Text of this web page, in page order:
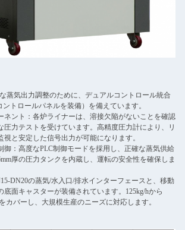
蒸気出力調整のために、デュアルコントロール統合
トロールパネルを装備）を備えています。
ネント：各炉ライナーは、溶接欠陥がないことを確認
圧力テストを受けています。高精度圧力計により、リ
視と安定した信号出力が可能になります。
御：高度なPLC制御モードを採用し、正確な蒸気供給
厚の圧力タンクを内蔵し、運転の安全性を確保しま
DN20の蒸気/水入口/排水インターフェースと、移動
底面キャスターが装備されています。125kg/hから
カバーし、大規模生産のニーズに対応します。